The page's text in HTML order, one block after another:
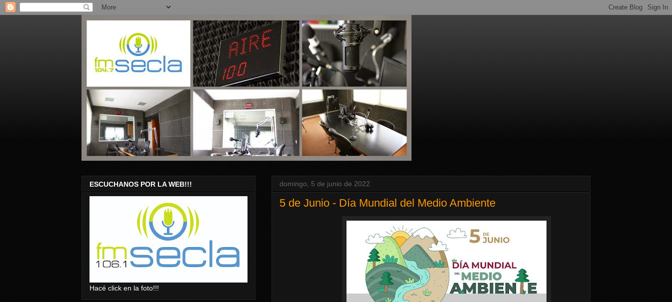
domingo, 5 de junio de 2022
5 de Junio - Día Mundial del Medio Ambiente
ESCUCHANOS POR LA WEB!!!
Hacé click en la foto!!!